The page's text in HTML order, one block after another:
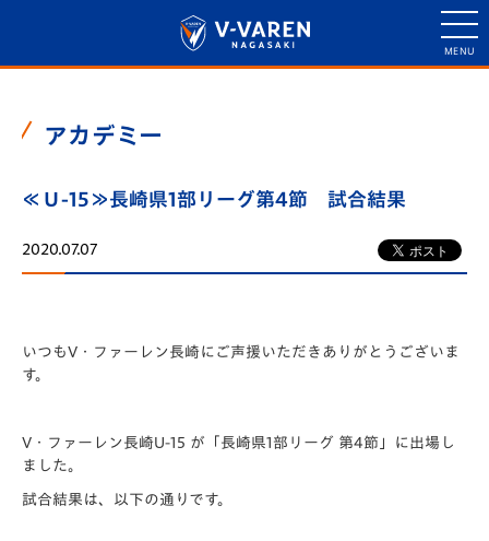
アカデミー
≪Ｕ-15≫長崎県1部リーグ第4節 試合結果
2020.07.07
いつもV・ファーレン長崎にご声援いただきありがとうございま
す。
V・ファーレン長崎U-15 が「長崎県1部リーグ 第4節」に出場し
ました。
試合結果は、以下の通りです。